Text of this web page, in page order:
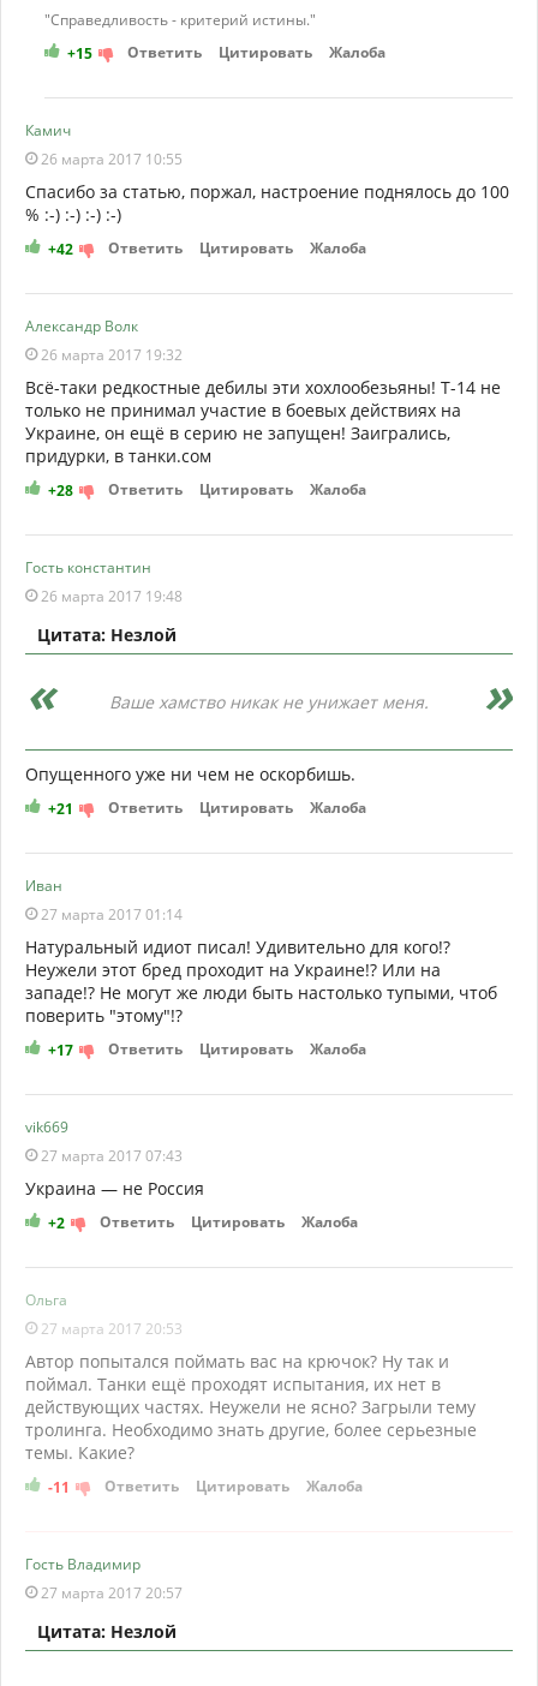
"Справедливость - критерий истины."
+15
Ответить Цитировать Жалоба
Камич
26 марта 2017 10:55
Спасибо за статью, поржал, настроение поднялось до 100
% :-) :-) :-) :-)
+42 Ответить Цитировать Жалоба
Александр Волк
26 марта 2017 19:32
Всё-таки редкостные дебилы эти хохлообезьяны! Т-14 не
только не принимал участие в боевых действиях на
Украине, он ещё в серию не запущен! Заигрались,
придурки, в танки.сом
+28 Ответить Цитировать Жалоба
Гость константин
26 марта 2017 19:48
Цитата: Незлой
Ваше хамство никак не унижает меня.
Опущенного уже ни чем не оскорбишь.
+21 Ответить Цитировать Жалоба
Иван
27 марта 2017 01:14
Натуральный идиот писал! Удивительно для кого!?
Неужели этот бред проходит на Украине!? Или на
западе!? Не могут же люди быть настолько тупыми, чтоб
поверить "этому"!?
+17 Ответить Цитировать Жалоба
vik669
27 марта 2017 07:43
Украина — не Россия
+2 Ответить Цитировать Жалоба
Ольга
27 марта 2017 20:53
Автор попытался поймать вас на крючок? Ну так и
поймал. Танки ещё проходят испытания, их нет в
действующих частях. Неужели не ясно? Загрыли тему
тролинга. Необходимо знать другие, более серьезные
темы. Какие?
-11 Ответить Цитировать Жалоба
Гость Владимир
27 марта 2017 20:57
Цитата: Незлой